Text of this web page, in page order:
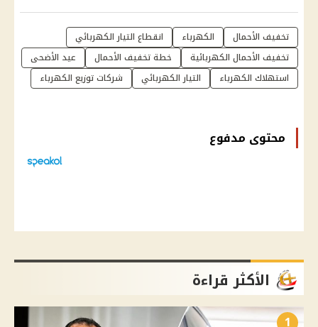
تخفيف الأحمال الكهرباء
انقطاع التيار الكهربائي
تخفيف الأحمال الكهربائية
خطة تخفيف الأحمال
عيد الأضحى
استهلاك الكهرباء
التيار الكهربائي شركات توزيع الكهرباء
محتوى مدفوع
الأكثر قراءة
1